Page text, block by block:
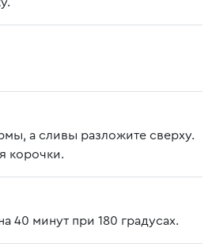
а сливы разложите сверху.
корочки.
40 минут при 180 градусах.